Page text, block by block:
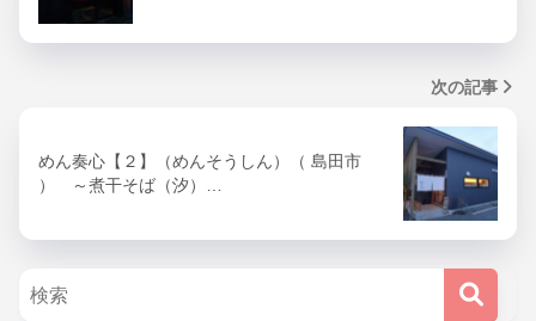
次の記事
めん奏心【２】（めんそうしん）（ 島田市
） ～煮干そば（汐）…